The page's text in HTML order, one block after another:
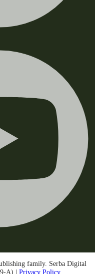
family. Serba Digital
A) | Privacy Policy